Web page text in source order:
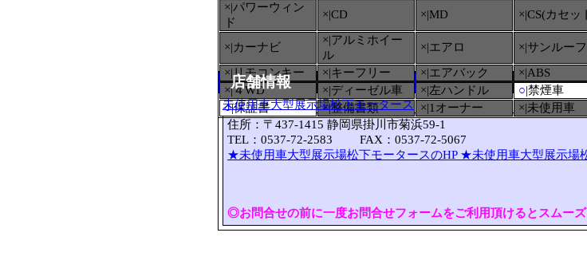
×|パワーウィン
ド
×|CD ×|MD ×|CS(カセッ
×|カーナビ
×|アルミホイー
ル
×|エアロ
×|サンルーフ
×|リモコンキー
×|キーフリー ×|エアバック
×|ABS
×|４WD
×|ディーゼル車 ×|左ハンドル ○|禁煙車
○|保証書 ×|整備書類 ×|1オーナー ×|未使用車
店舗情報
未使用車大型展示場松下モータース
住所：〒437-1415 静岡県掛川市菊浜59-1
TEL：0537-72-2583 FAX：0537-72-5067
★未使用車大型展示場松下モータースのHP ★未使用車大型展示場
◎お問合せの前に一度お問合せフォームをご利用頂けるとスムーズ